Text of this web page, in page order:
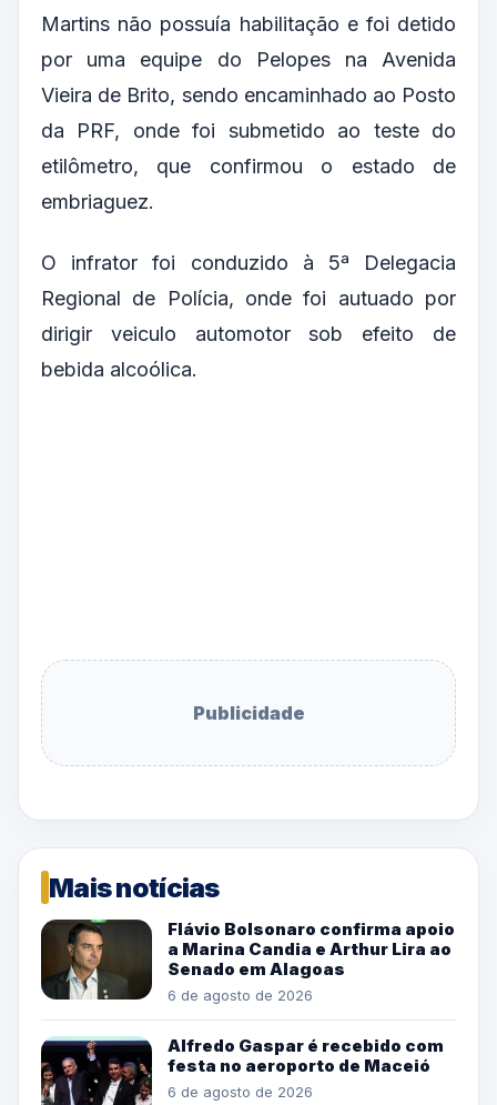
Martins não possuía habilitação e foi detido
por uma equipe do Pelopes na Avenida
Vieira de Brito, sendo encaminhado ao Posto
da PRF, onde foi submetido ao teste do
etilômetro, que confirmou o estado de
embriaguez.
O infrator foi conduzido à 5ª Delegacia
Regional de Polícia, onde foi autuado por
dirigir veiculo automotor sob efeito de
bebida alcoólica.
Publicidade
Mais notícias
Flávio Bolsonaro confirma apoio
a Marina Candia e Arthur Lira ao
Senado em Alagoas
6 de agosto de 2026
Alfredo Gaspar é recebido com
festa no aeroporto de Maceió
6 de agosto de 2026